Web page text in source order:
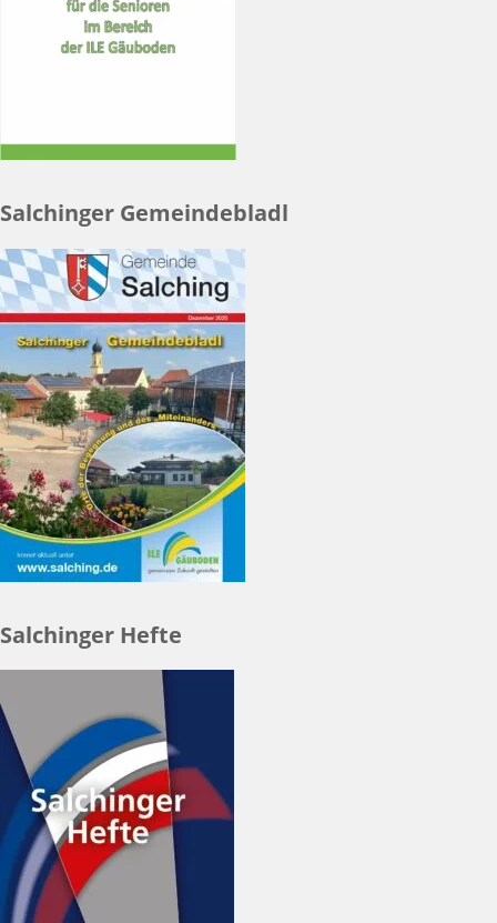
Salchinger Gemeindebladl
Salchinger Hefte